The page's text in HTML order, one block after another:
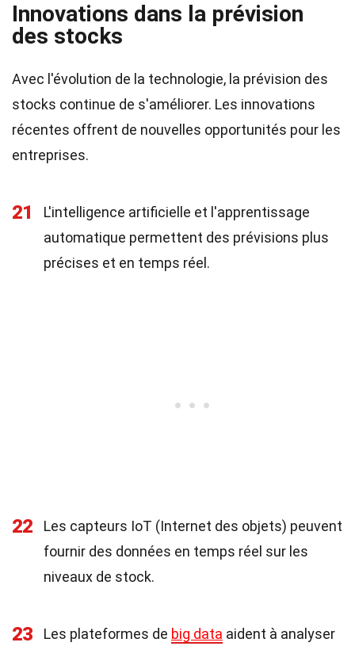
Innovations dans la prévision
des stocks
Avec l'évolution de la technologie, la prévision des
stocks continue de s'améliorer. Les innovations
récentes offrent de nouvelles opportunités pour les
entreprises.
21
L'intelligence artificielle et l'apprentissage
automatique permettent des prévisions plus
précises et en temps réel.
22
Les capteurs IoT (Internet des objets) peuvent
fournir des données en temps réel sur les
niveaux de stock.
23 Les plateformes de big data aident à analyser